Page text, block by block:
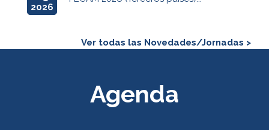
2026
Ver todas las Novedades/Jornadas >
Agenda